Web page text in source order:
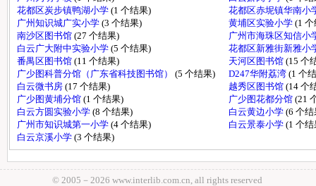
花都区炭步镇鸭湖小学 (1 个结果)
花都区赤坭镇华南小
广州知识城广实小学 (3 个结果) 黄埔区实验小学 (1
南沙区图书馆 (27 个结果)
广州市海珠区知信小
白云广大附中实验小学 (5 个结果)
花都区新雅街新雅小
番禺区图书馆 (11 个结果) 天河区图书馆 (15 个
广少图科普分馆（广东省科技图书馆） (5 个结果) D247华附荔湾 (1 个
白云微书房 (17 个结果) 越秀区图书馆 (14 个
广少图黄埔分馆 (1 个结果) 广少图花都分馆 (21
白云方圆实验小学 (8 个结果) 白云黄边小学 (6 个结
广州市知识城第一小学 (4 个结果) 白云景泰小学 (1 个结
白云京溪小学 (3 个结果)
© 2005－ 2026 www.interlib.com.cn, all rights reserved